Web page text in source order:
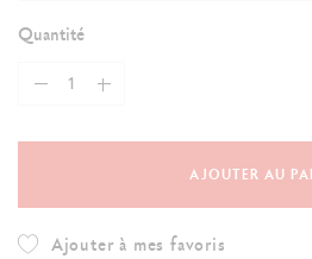
Quantité
AJOUTER AU
Ajouter à mes favoris